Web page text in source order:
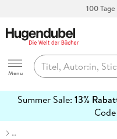
100
Hugendubel
Menu
Summer Sale: 13%
Code
erfahren
…